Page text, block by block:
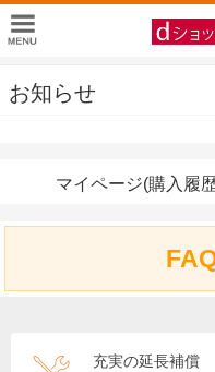
お知らせ
マイページ(購入履
充実の延長補償